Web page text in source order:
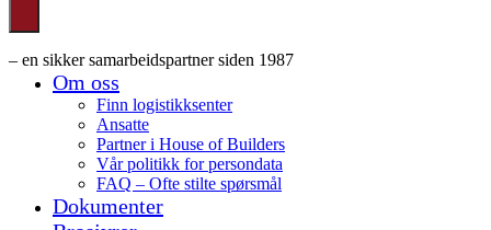
– en sikker samarbeidspartner siden 1987
Om oss
Finn logistikksenter
Ansatte
Partner i House of Builders
Vår politikk for persondata
FAQ – Ofte stilte spørsmål
Dokumenter